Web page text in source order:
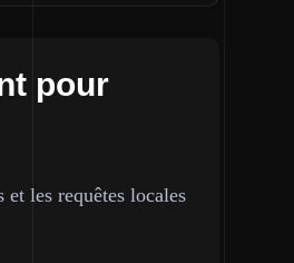
pour
les requêtes locales